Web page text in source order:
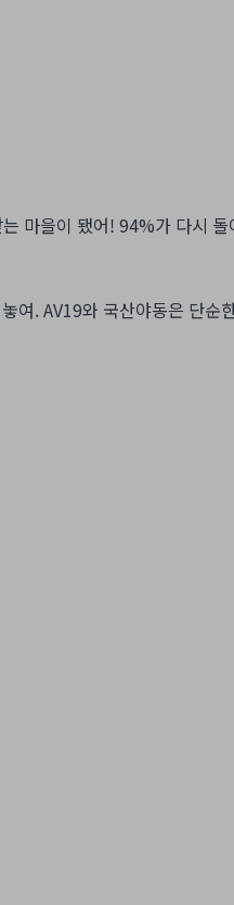
마을이 됐어! 94%가 다시
. AV19와 국산야동은 단순